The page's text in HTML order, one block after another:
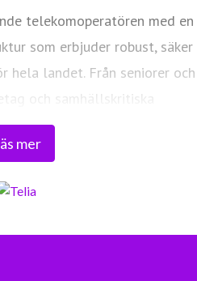
mer
telekomoperatören med en
som erbjuder robust, säker
hela landet. Från seniorer och
och samhällskritiska
digitaliseringens kraft i
Sveriges totalförsvar. Med
i världsklass skapar vi en